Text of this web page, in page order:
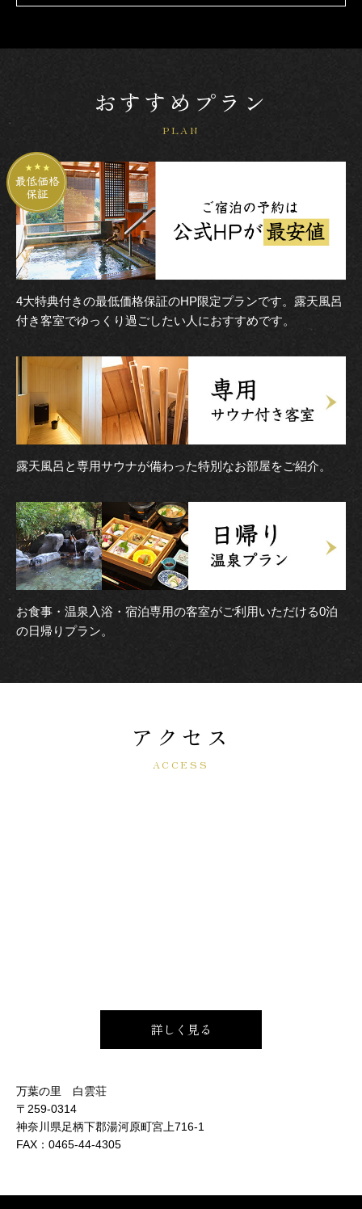
おすすめプラン
PLAN
4大特典付きの最低価格保証のHP限定プランです。露天風呂
付き客室でゆっくり過ごしたい人におすすめです。
露天風呂と専用サウナが備わった特別なお部屋をご紹介。
お食事・温泉入浴・宿泊専用の客室がご利用いただける0泊
の日帰りプラン。
アクセス
ACCESS
詳しく見る
万葉の里 白雲荘
〒259-0314
神奈川県足柄下郡湯河原町宮上716-1
FAX： 0465-44-4305